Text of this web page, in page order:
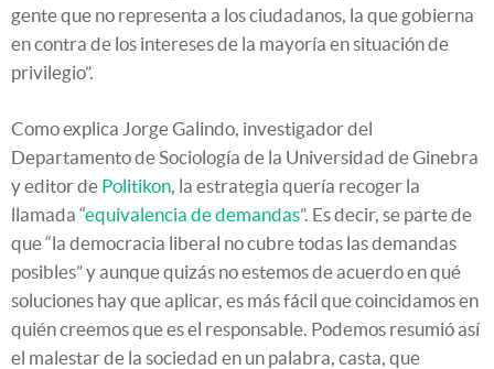
gente que no representa a los ciudadanos, la que gobierna
en contra de los intereses de la mayoría en situación de
privilegio”.
Como explica Jorge Galindo, investigador del
Departamento de Sociología de la Universidad de Ginebra
y editor de Politikon, la estrategia quería recoger la
llamada “equivalencia de demandas”. Es decir, se parte de
que “la democracia liberal no cubre todas las demandas
posibles” y aunque quizás no estemos de acuerdo en qué
soluciones hay que aplicar, es más fácil que coincidamos en
quién creemos que es el responsable. Podemos resumió así
el malestar de la sociedad en un palabra, casta, que